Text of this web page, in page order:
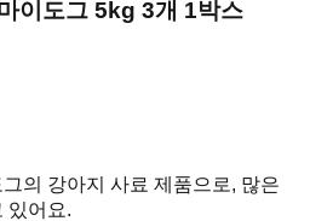
이도그 5kg 3개 1박스
의 강아지 사료 제품으로, 많은
있어요.